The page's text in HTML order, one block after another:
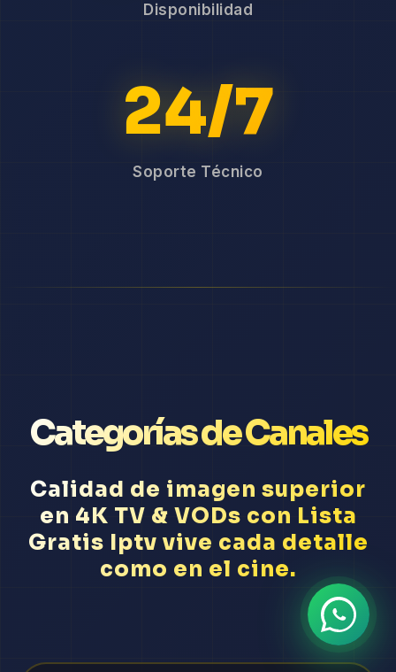
Disponibilidad
24/7
Soporte Técnico
Categorías de Canales
Calidad de imagen superior
en 4K TV & VODs con Lista
Gratis Iptv vive cada detalle
como en el cine.